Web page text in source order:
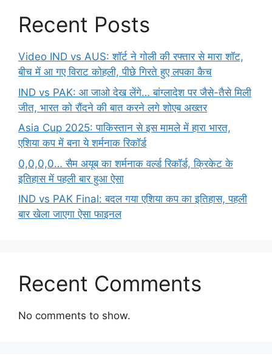
Recent Posts
Video IND vs AUS: शॉर्ट ने गोली की रफ्तार से मारा शॉट,
बीच में आ गए विराट कोहली, पीछे गिरते हुए लपका कैच
IND vs PAK: आ जाओ देख लेंगे… बांग्लादेश पर जैसे-तैसे मिली
जीत, भारत को रौंदने की बात करने लगे शोएब अख्तर
Asia Cup 2025: पाकिस्तान से इस मामले में हारा भारत,
एशिया कप में बना ये शर्मनाक रिकॉर्ड
0,0,0,0… सैम अयूब का शर्मनाक वर्ल्ड रिकॉर्ड, क्रिकेट के
इतिहास में पहली बार हुआ ऐसा
IND vs PAK Final: बदल गया एशिया कप का इतिहास, पहली
बार खेला जाएगा ऐसा फाइनल
Recent Comments
No comments to show.